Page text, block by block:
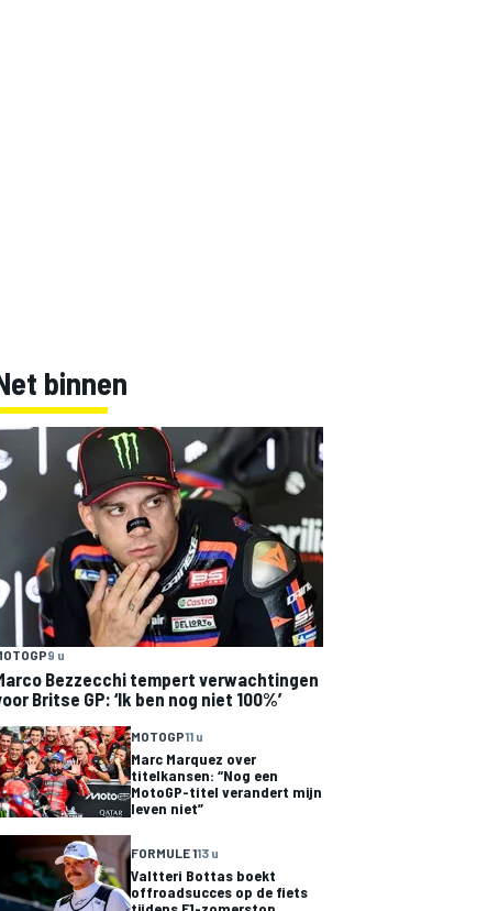
binnen
9 u
Bezzecchi tempert verwachtingen
Britse GP: ‘Ik ben nog niet 100%’
MOTOGP11 u
Marc Marquez over
titelkansen: “Nog een
MotoGP-titel verandert mijn
leven niet”
FORMULE 113 u
Valtteri Bottas boekt
offroadsucces op de fiets